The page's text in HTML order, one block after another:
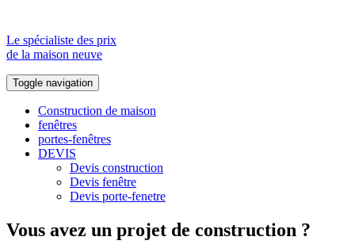
Le spécialiste des prix
de la maison neuve
Toggle navigation
Construction de maison
fenêtres
portes-fenêtres
DEVIS
Devis construction
Devis fenêtre
Devis porte-fenetre
Vous avez un projet de construction ?